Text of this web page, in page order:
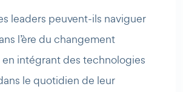
leaders peuvent-ils naviguer
l’ère du changement
intégrant des technologies
le quotidien de leur